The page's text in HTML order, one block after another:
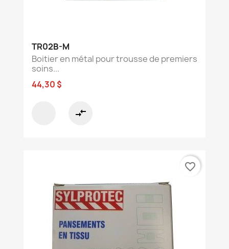
TR02B-M
Boitier en métal pour trousse de premiers
soins...
44,30 $
compare_arrows
favorite_border